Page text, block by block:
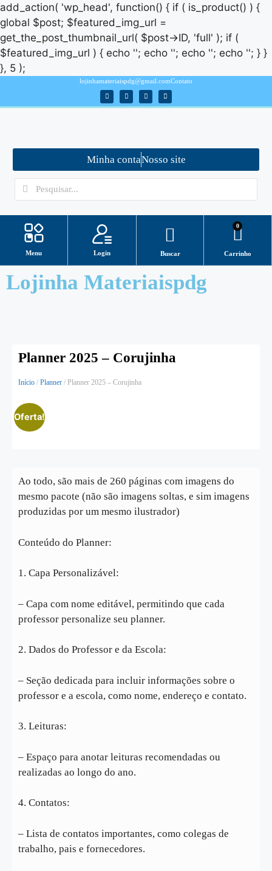
add_action( 'wp_head', function() { if ( is_product() ) {
global $post; $featured_img_url =
get_the_post_thumbnail_url( $post->ID, 'full' ); if (
$featured_img_url ) { echo ''; echo ''; echo ''; echo ''; } }
}, 5 );
lojinhamateriaispdg@gmail.comContato
Minha contaNosso site
Menu Login Buscar
0
Carrinho
Lojinha Materiaispdg
Planner 2025 – Corujinha
Início / Planner / Planner 2025 – Corujinha
Oferta!
Ao todo, são mais de 260 páginas com imagens do
mesmo pacote (não são imagens soltas, e sim imagens
produzidas por um mesmo ilustrador)
Conteúdo do Planner:
1. Capa Personalizável:
– Capa com nome editável, permitindo que cada
professor personalize seu planner.
2. Dados do Professor e da Escola:
– Seção dedicada para incluir informações sobre o
professor e a escola, como nome, endereço e contato.
3. Leituras:
– Espaço para anotar leituras recomendadas ou
realizadas ao longo do ano.
4. Contatos:
– Lista de contatos importantes, como colegas de
trabalho, pais e fornecedores.